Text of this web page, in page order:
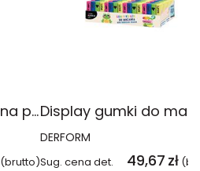
Gumka automatyczna pastel Hello Kitty 1szt.mix
(brutto)
DERFORM
Sug. cena det. 49,67 zł